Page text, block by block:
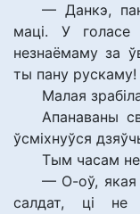
— Данкэ,
маці. У голасе
незнаёмаму за
ты пану рускаму!
Малая
Апанаваны
ўсміхнуўся
Тым часам
— О-оў, якая
салдат, ці не